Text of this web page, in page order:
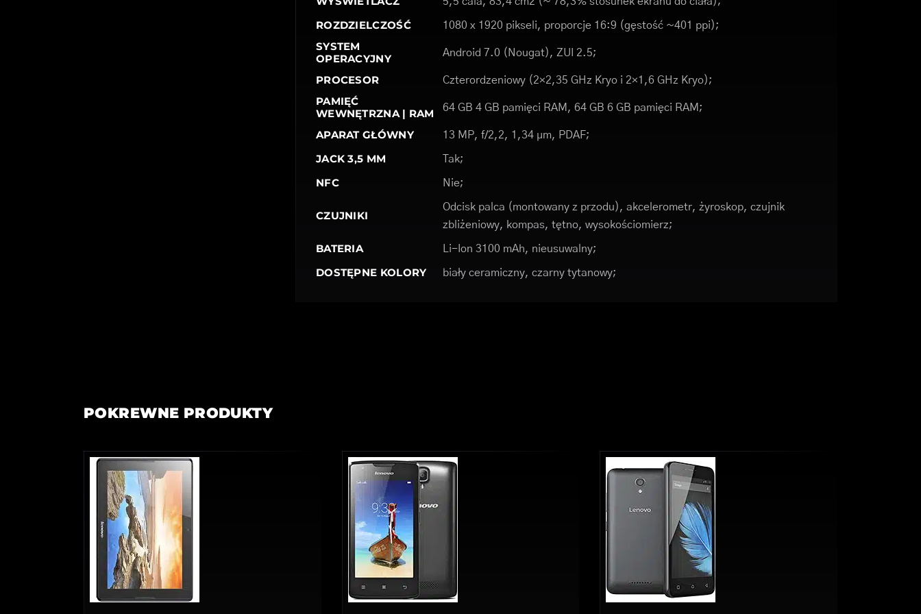
ROZDZIELCZOŚĆ 1080 x 1920 pikseli, proporcje 16:9 (gęstość ~401 ppi);
SYSTEM
OPERACYJNY
Android 7.0 (Nougat), ZUI 2.5;
PROCESOR Czterordzeniowy (2×2,35 GHz Kryo i 2×1,6 GHz Kryo);
PAMIĘĆ
WEWNĘTRZNA | RAM
64 GB 4 GB pamięci RAM, 64 GB 6 GB pamięci RAM;
APARAT GŁÓWNY 13 MP, f/2,2, 1,34 µm, PDAF;
JACK 3,5 MM Tak;
NFC Nie;
CZUJNIKI
Odcisk palca (montowany z przodu), akcelerometr, żyroskop, czujnik
zbliżeniowy, kompas, tętno, wysokościomierz;
BATERIA Li-Ion 3100 mAh, nieusuwalny;
DOSTĘPNE KOLORY biały ceramiczny, czarny tytanowy;
POKREWNE PRODUKTY